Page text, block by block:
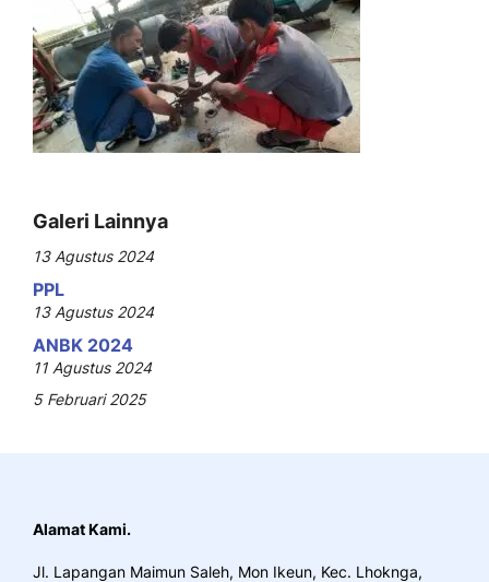
Galeri Lainnya
13 Agustus 2024
PPL
13 Agustus 2024
ANBK 2024
11 Agustus 2024
5 Februari 2025
Alamat Kami.
Jl. Lapangan Maimun Saleh, Mon Ikeun, Kec. Lhoknga,